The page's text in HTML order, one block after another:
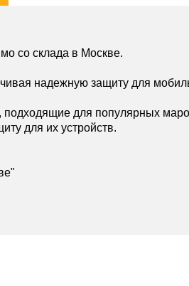
со склада в Москве.
надежную защиту для
для популярных
для их устройств.